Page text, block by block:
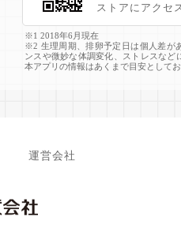
ストアにアクセ
※1 2018年6月現在
※2 生理周期、排卵予定日は個人差が
ンスや微妙な体調変化、ストレスなど
本アプリの情報はあくまで目安としてお
運営会社